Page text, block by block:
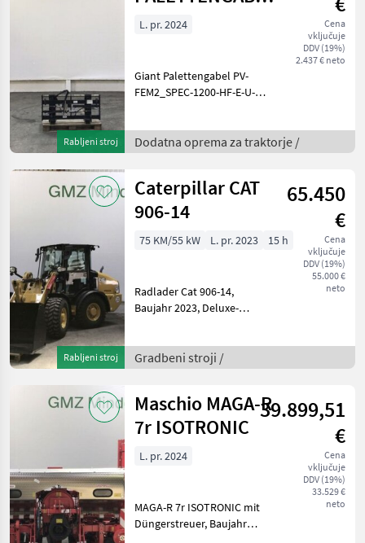
Rabljeni stroj
HYDR.
Cena
vključuje
DDV (19%)
2.437 € neto
L. pr. 2024
Giant Palettengabel PV-
FEM2_SPEC-1200-HF-E-U-7,
Gabelverschiebung,
Dodatna oprema za
oprema za traktorje
Dodatna oprema za traktorje /
Rabljeni stroj
Caterpillar CAT
906-14
65.450
€
Cena
vključuje
DDV (19%)
55.000 €
neto
75 KM/55 kW L. pr. 2023 15 h
Radlader Cat 906-14,
Baujahr 2023, Deluxe-
beheizbare, elektrisch
einstellbare Außenspiegel,
Gradbeni stroji /
Maschio MAGA-R
7r ISOTRONIC
39.899,51
€
Cena
vključuje
DDV (19%)
33.529 €
neto
L. pr. 2024
MAGA-R 7r ISOTRONIC mit
Düngerstreuer, Baujahr